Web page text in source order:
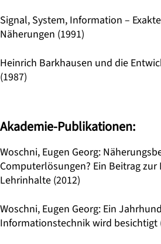
Signal, System, Information –
Näherungen (1991)
Heinrich Barkhausen und die
(1987)
Akademie-Publikationen:
Woschni, Eugen Georg:
Computerlösungen? Ein Beitrag
Lehrinhalte (2012)
Woschni, Eugen Georg: Ein
Informationstechnik wird besichtigt